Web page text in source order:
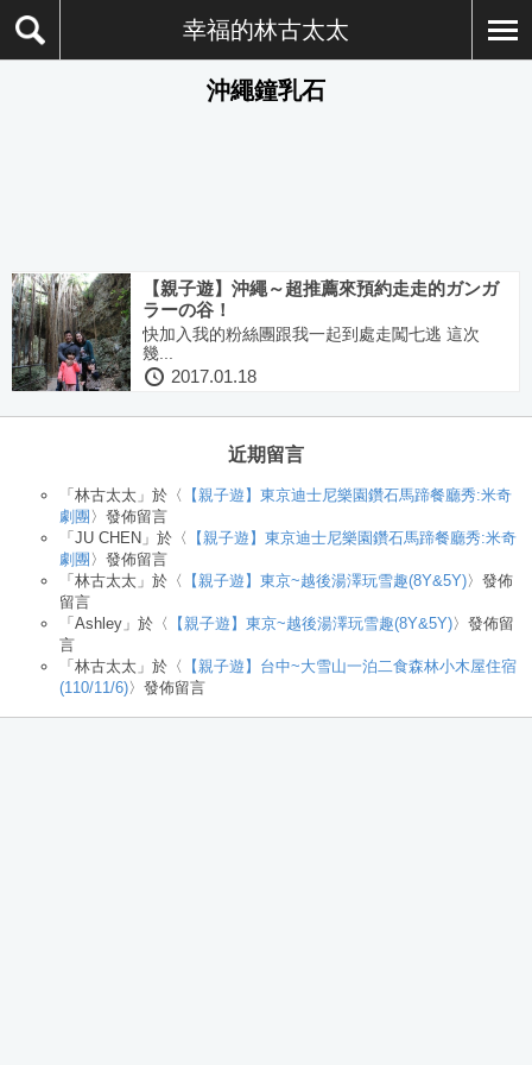
幸福的林古太太
沖繩鐘乳石
【親子遊】沖繩～超推薦來預約走走的ガンガ
ラーの谷！
快加入我的粉絲團跟我一起到處走闖七逃 這次
幾...
2017.01.18
近期留言
「 林古太太 」於〈
【親子遊】東京迪士尼樂園鑽石馬蹄餐廳秀:米奇
劇團 〉發佈留言
「 JU CHEN 」於〈
【親子遊】東京迪士尼樂園鑽石馬蹄餐廳秀:米奇
劇團 〉發佈留言
「 林古太太 」於〈 【親子遊】東京~越後湯澤玩雪趣(8Y&5Y)〉發佈
留言
「 Ashley 」於〈 【親子遊】東京~越後湯澤玩雪趣(8Y&5Y)〉發佈留
言
「 林古太太 」於〈
【親子遊】台中~大雪山一泊二食森林小木屋住宿
(110/11/6)〉發佈留言